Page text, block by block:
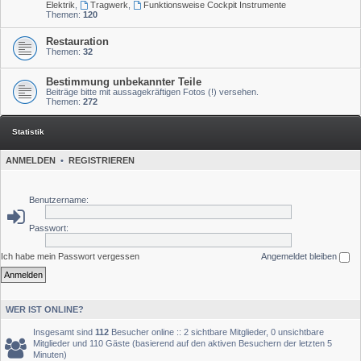
Elektrik
Tragwerk
Funktionsweise Cockpit Instrumente
Themen: 120
Restauration
Themen: 32
Bestimmung unbekannter Teile
Beiträge bitte mit aussagekräftigen Fotos (!) versehen.
Themen: 272
Statistik
ANMELDEN • REGISTRIEREN
Benutzername:
Passwort:
Ich habe mein Passwort vergessen Angemeldet bleiben
WER IST ONLINE?
Insgesamt sind 112 Besucher online :: 2 sichtbare Mitglieder, 0 unsichtbare
Mitglieder und 110 Gäste (basierend auf den aktiven Besuchern der letzten 5
Minuten)